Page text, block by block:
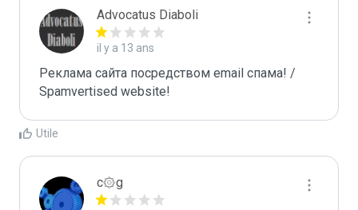
Advocatus Diaboli
il y a 13 ans
Реклама сайта посредством email спама! /
Spamvertised website!
Utile
c۞g